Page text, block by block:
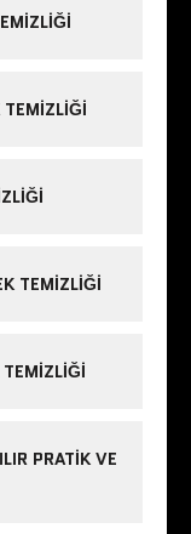
TEMIZLIĞI
TEMIZLIĞI
PRATIK VE